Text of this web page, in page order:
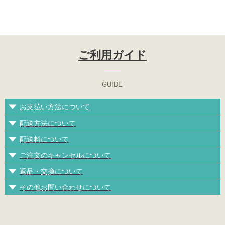
ご利用ガイド
GUIDE
お支払い方法について
配送方法について
配送料について
ご注文のキャンセルについて
返品・交換について
その他お問い合わせについて